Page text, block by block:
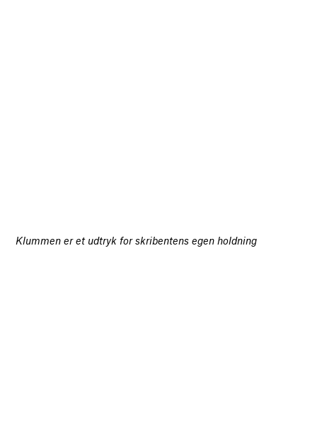
Klummen er et udtryk for skribentens egen holdning